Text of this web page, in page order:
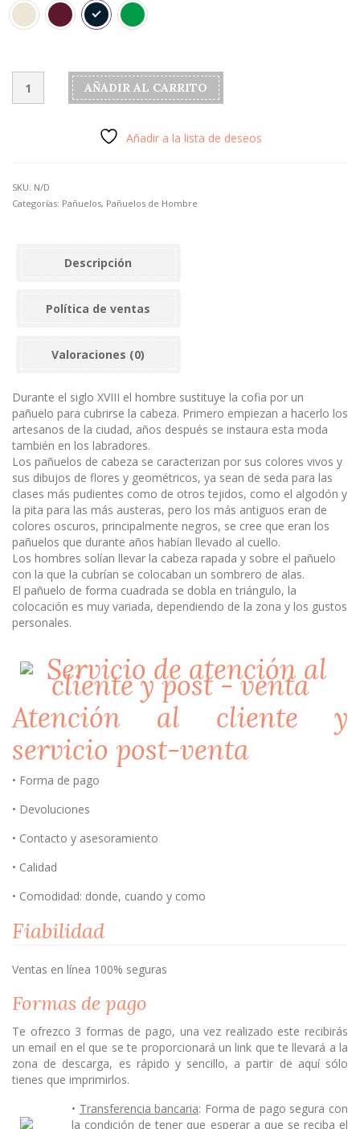
en
viscosa
AÑADIR AL CARRITO
Añadir a la lista de deseos
SKU: N/D
Categorías: Pañuelos, Pañuelos de Hombre
Descripción
Política de ventas
Valoraciones (0)
Durante el siglo XVIII el hombre sustituye la cofia por un
pañuelo para cubrirse la cabeza. Primero empiezan a hacerlo los
artesanos de la ciudad, años después se instaura esta moda
también en los labradores.
Los pañuelos de cabeza se caracterizan por sus colores vivos y
sus dibujos de flores y geométricos, ya sean de seda para las
clases más pudientes como de otros tejidos, como el algodón y
la pita para las más austeras, pero los más antiguos eran de
colores oscuros, principalmente negros, se cree que eran los
pañuelos que durante años habían llevado al cuello.
Los hombres solían llevar la cabeza rapada y sobre el pañuelo
con la que la cubrían se colocaban un sombrero de alas.
El pañuelo de forma cuadrada se dobla en triángulo, la
colocación es muy variada, dependiendo de la zona y los gustos
personales.
Atención al cliente y
servicio post-venta
• Forma de pago
• Devoluciones
• Contacto y asesoramiento
• Calidad
• Comodidad: donde, cuando y como
Fiabilidad
Ventas en línea 100% seguras
Formas de pago
Te ofrezco 3 formas de pago, una vez realizado este recibirás
un email en el que se te proporcionará un link que te llevará a la
zona de descarga, es rápido y sencillo, a partir de aquí sólo
tienes que imprimirlos.
• Transferencia bancaria: Forma de pago segura con
la condición de tener que esperar a que se reciba el